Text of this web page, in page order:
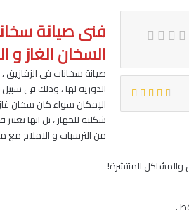
فنى صيانة
السخان الغاز و
صيانة سخانات فى الزقازيق
الدورية لها ، وذلك في
الإمكان سواء كان سخان
شكلية للجهاز ، بل انها
من الترسبات و الاملاح مع
.